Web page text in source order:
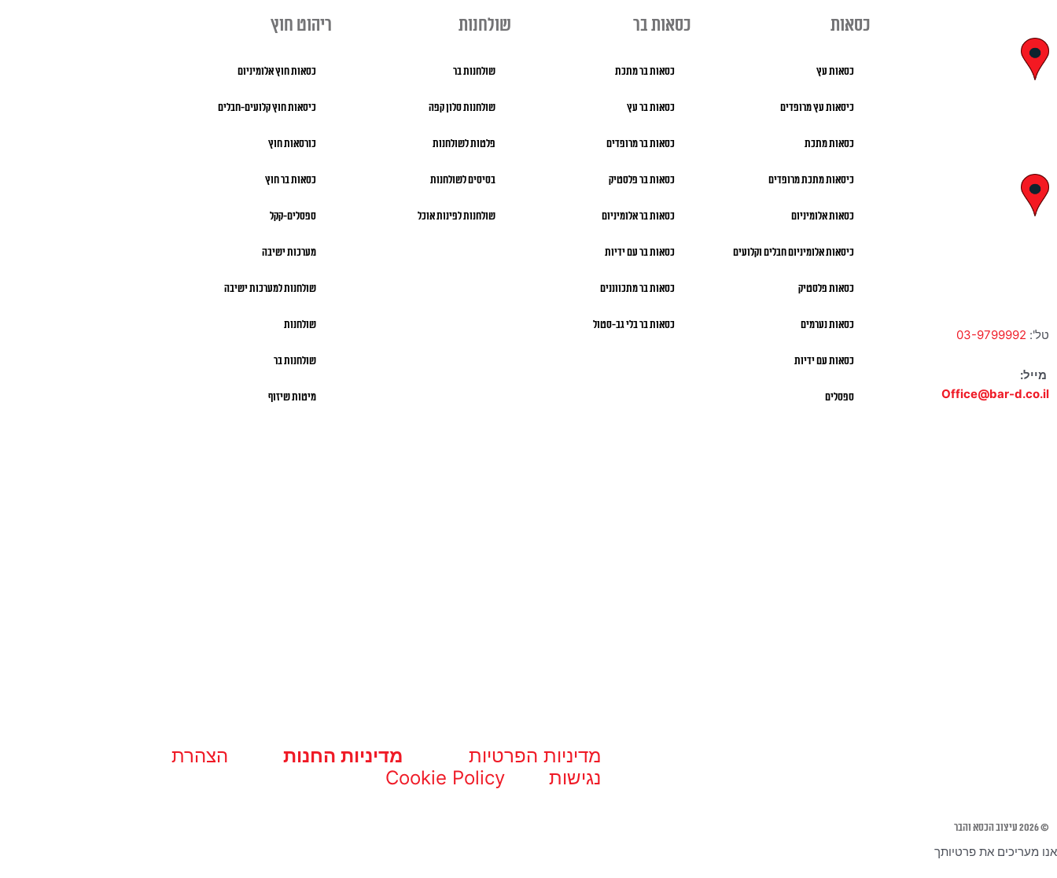
טל': 03-9799992
מייל:
Office@bar-d.co.il
כסאות
כסאות עץ
כיסאות עץ מרופדים
כסאות מתכת
כיסאות מתכת מרופדים
כסאות אלומיניום
כיסאות אלומיניום חבלים וקלועים
כסאות פלסטיק
כסאות נערמים
כסאות עם ידיות
ספסלים
כסאות בר
כסאות בר מתכת
כסאות בר עץ
כסאות בר מרופדים
כסאות בר פלסטיק
כסאות בר אלומיניום
כסאות בר עם ידיות
כסאות בר מתכווננים
כסאות בר בלי גב-סטול
שולחנות
שולחנות בר
שולחנות סלון קפה
פלטות לשולחנות
בסיסים לשולחנות
שולחנות לפינות אוכל
ריהוט חוץ
כסאות חוץ אלומיניום
כיסאות חוץ קלועים-חבלים
כורסאות חוץ
כסאות בר חוץ
ספסלים-קקל
מערכות ישיבה
שולחנות למערכות ישיבה
שולחנות
שולחנות בר
מיטות שיזוף
מדיניות הפרטיות מדיניות החנות
הצהרת
נגישות
Cookie Policy
© 2026 עיצוב הכסא והבר
אנו מעריכים את פרטיותך